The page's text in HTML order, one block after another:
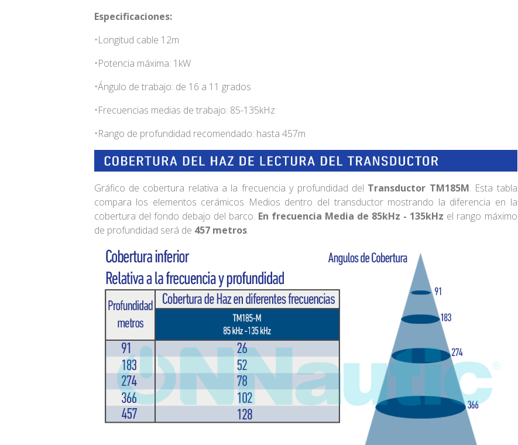
Especificaciones:
•Longitud cable 12m
•Potencia máxima: 1kW
•Ángulo de trabajo: de 16 a 11 grados
•Frecuencias medias de trabajo: 85-135kHz
•Rango de profundidad recomendado: hasta 457m
Gráfico de cobertura relativa a la frecuencia y profundidad del Transductor TM185M. Esta tabla
compara los elementos cerámicos Medios dentro del transductor mostrando la diferencia en la
cobertura del fondo debajo del barco. En frecuencia Media de 85kHz - 135kHz el rango máximo
de profundidad será de 457 metros.